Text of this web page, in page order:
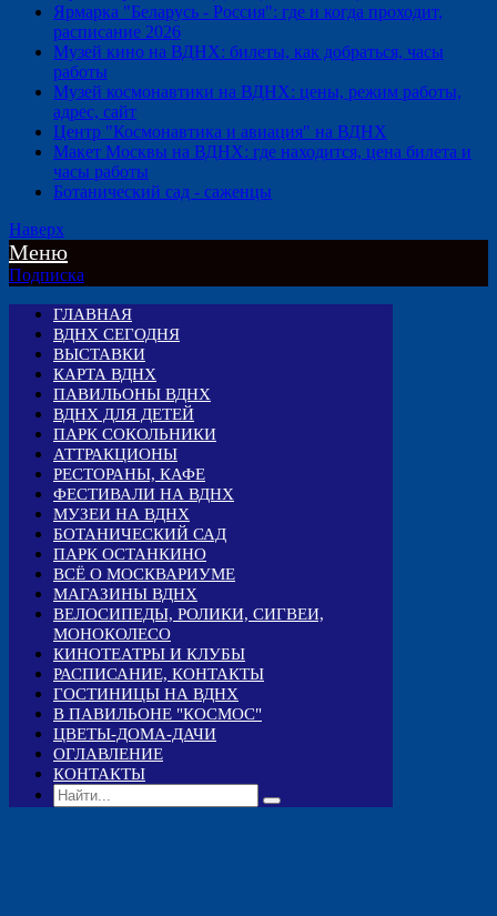
Ярмарка "Беларусь - Россия": где и когда проходит,
расписание 2026
Музей кино на ВДНХ: билеты, как добраться, часы
работы
Музей космонавтики на ВДНХ: цены, режим работы,
адрес, сайт
Центр "Космонавтика и авиация" на ВДНХ
Макет Москвы на ВДНХ: где находится, цена билета и
часы работы
Ботанический сад - саженцы
Наверх
Меню
Подписка
ГЛАВНАЯ
ВДНХ СЕГОДНЯ
ВЫСТАВКИ
КАРТА ВДНХ
ПАВИЛЬОНЫ ВДНХ
ВДНХ ДЛЯ ДЕТЕЙ
ПАРК СОКОЛЬНИКИ
АТТРАКЦИОНЫ
РЕСТОРАНЫ, КАФЕ
ФЕСТИВАЛИ НА ВДНХ
МУЗЕИ НА ВДНХ
БОТАНИЧЕСКИЙ САД
ПАРК ОСТАНКИНО
ВСЁ О МОСКВАРИУМЕ
МАГАЗИНЫ ВДНХ
ВЕЛОСИПЕДЫ, РОЛИКИ, СИГВЕИ,
МОНОКОЛЕСО
КИНОТЕАТРЫ И КЛУБЫ
РАСПИСАНИЕ, КОНТАКТЫ
ГОСТИНИЦЫ НА ВДНХ
В ПАВИЛЬОНЕ "КОСМОС"
ЦВЕТЫ-ДОМА-ДАЧИ
ОГЛАВЛЕНИЕ
КОНТАКТЫ